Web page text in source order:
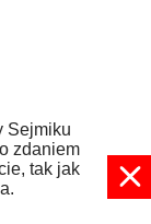
Sejmiku
zdaniem
tak jak